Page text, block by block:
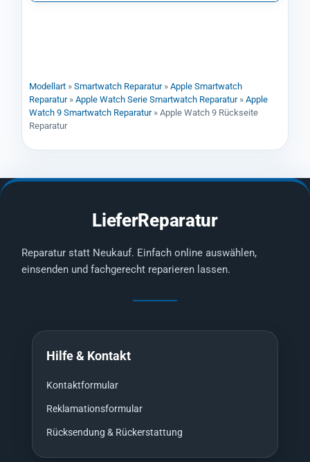
Modellart » Smartwatch Reparatur» Apple Smartwatch
Reparatur» Apple Watch Serie Smartwatch Reparatur» Apple
Watch 9 Smartwatch Reparatur» Apple Watch 9 Rückseite
Reparatur
LieferReparatur
Reparatur statt Neukauf. Einfach online auswählen,
einsenden und fachgerecht reparieren lassen.
Hilfe & Kontakt
Kontaktformular
Reklamationsformular
Rücksendung & Rückerstattung